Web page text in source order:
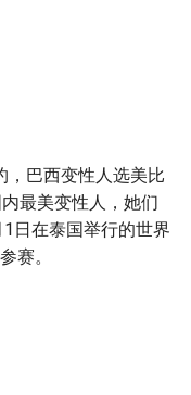
，巴西变性人选美比
最美变性人，她们
日在泰国举行的世界
赛。